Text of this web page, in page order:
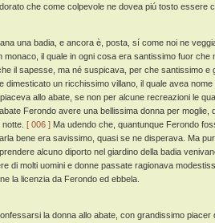
che come colpevole ne dovea piú tosto essere
una badia, e ancora è, posta, sí come noi ne
monaco, il quale in ogni cosa era santissimo fuor
il sapesse, ma né suspicava, per che santissimo e
dimesticato un ricchissimo villano, il quale avea
allo abate, se non per alcune recreazioni le
Ferondo avere una bellissima donna per
[ 006 ] Ma udendo che, quantunque Ferondo
bene era savissimo, quasi se ne disperava. Ma
alcuno diporto nel giardino della badia
di molti uomini e donne passate ragionava
la licenzia da Ferondo ed ebbela.
la donna allo abate, con grandissimo